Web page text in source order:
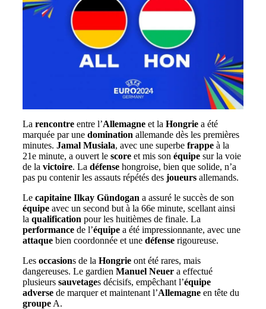
La rencontre entre l’Allemagne et la Hongrie a été
marquée par une domination allemande dès les premières
minutes. Jamal Musiala, avec une superbe frappe à la
21e minute, a ouvert le score et mis son équipe sur la voie
de la victoire. La défense hongroise, bien que solide, n’a
pas pu contenir les assauts répétés des joueurs allemands.
Le capitaine Ilkay Gündogan a assuré le succès de son
équipe avec un second but à la 66e minute, scellant ainsi
la qualification pour les huitièmes de finale. La
performance de l’équipe a été impressionnante, avec une
attaque bien coordonnée et une défense rigoureuse.
Les occasions de la Hongrie ont été rares, mais
dangereuses. Le gardien Manuel Neuer a effectué
plusieurs sauvetages décisifs, empêchant l’équipe
adverse de marquer et maintenant l’Allemagne en tête du
groupe A.